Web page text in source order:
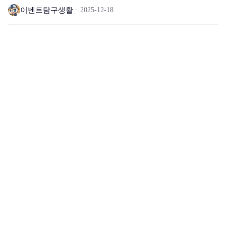
이벤트탐구생활 2025-12-18